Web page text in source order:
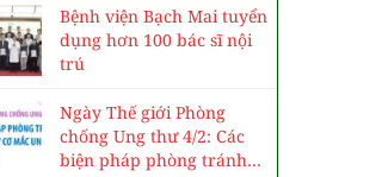
Bệnh viện Bạch Mai tuyển
dụng hơn 100 bác sĩ nội
trú
Ngày Thế giới Phòng
chống Ung thư 4/2: Các
biện pháp phòng tránh